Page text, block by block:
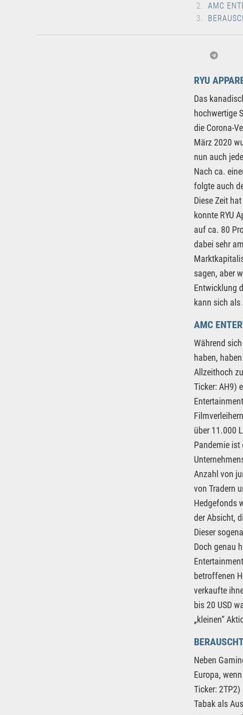
AMC
RYU
Das
hochwertige
die Corona-
März 2020
nun auch
Nach ca.
folgte auch
Diese Zeit
konnte RYU
auf ca. 80
dabei sehr
sagen, aber
Entwicklung
kann sich als
AMC
Während
haben,
Allzeithoch
Ticker: AH9)
über 11.000
Pandemie ist
Anzahl von
von Tradern
Hedgefonds
der Absicht,
Dieser
Doch genau
betroffenen
verkaufte
bis 20 USD
„kleinen“
Neben
Europa,
Ticker:
Tabak als